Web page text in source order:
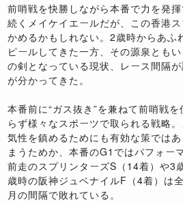
前哨戦を快勝しながら本番で力を発
続くメイケイエールだが、この香港
かめるかもしれない。2歳時からあふ
ピールしてきた一方、その源泉とも
の剣となっている現状、レース間隔
が分かってきた。
本番前に“ガス抜き”を兼ねて前哨戦
らず様々なスポーツで取られる戦略
気性を鎮めるためにも有効な策では
まうためか、本番のG1ではパフォー
前走のスプリンターズS（14着）や3
歳時の阪神ジュベナイルF（4着）は
月の間隔で敗れている。